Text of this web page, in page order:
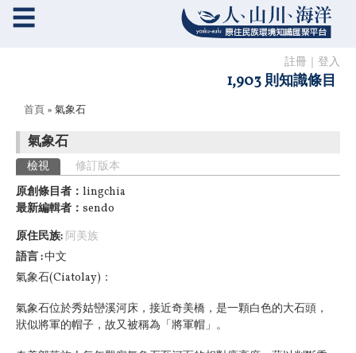
註冊 登入
1,903 則知識條目
☰
您在這裡
首頁 » 氣象石
氣象石
主要索引標籤
檢視 (作用中頁籤)
修訂版本
原創條目者： lingchia
最新編輯者： sendo
原住民族: 阿美族
語言 中文
氣象石(Ciatolay)：
氣象石位於秀姑巒溪河床，接近奇美橋，是一顆白色的大石頭，
狀似將軍的帽子，故又被稱為「將軍帽」。